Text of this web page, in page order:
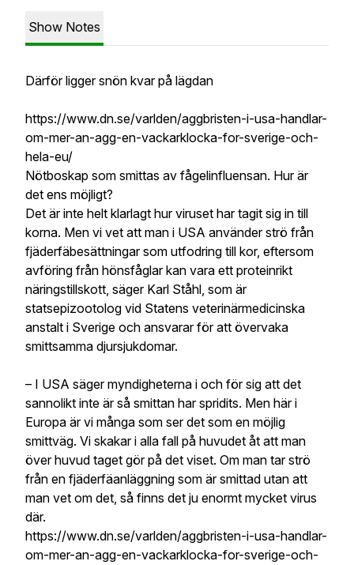
Show Notes
Därför ligger snön kvar på lägdan
https://www.dn.se/varlden/aggbristen-i-usa-handlar-
om-mer-an-agg-en-vackarklocka-for-sverige-och-
hela-eu/
Nötboskap som smittas av fågelinfluensan. Hur är
det ens möjligt?
Det är inte helt klarlagt hur viruset har tagit sig in till
korna. Men vi vet att man i USA använder strö från
fjäderfäbesättningar som utfodring till kor, eftersom
avföring från hönsfåglar kan vara ett proteinrikt
näringstillskott, säger Karl Ståhl, som är
statsepizootolog vid Statens veterinärmedicinska
anstalt i Sverige och ansvarar för att övervaka
smittsamma djursjukdomar.
– I USA säger myndigheterna i och för sig att det
sannolikt inte är så smittan har spridits. Men här i
Europa är vi många som ser det som en möjlig
smittväg. Vi skakar i alla fall på huvudet åt att man
över huvud taget gör på det viset. Om man tar strö
från en fjäderfäanläggning som är smittad utan att
man vet om det, så finns det ju enormt mycket virus
där.
https://www.dn.se/varlden/aggbristen-i-usa-handlar-
om-mer-an-agg-en-vackarklocka-for-sverige-och-